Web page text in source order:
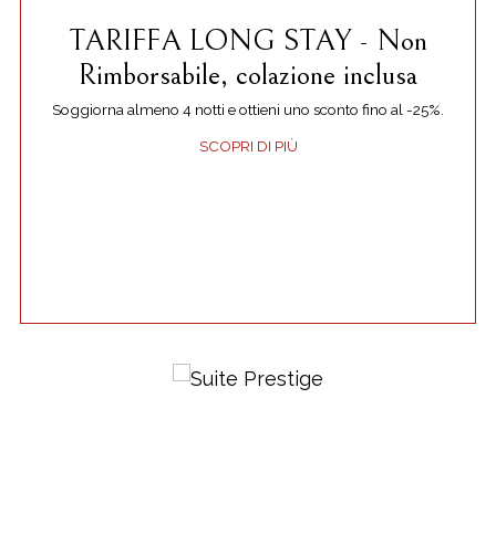
TARIFFA LONG STAY - Non
Rimborsabile, colazione inclusa
Soggiorna almeno 4 notti e ottieni uno sconto fino al -25%.
SCOPRI DI PIÙ